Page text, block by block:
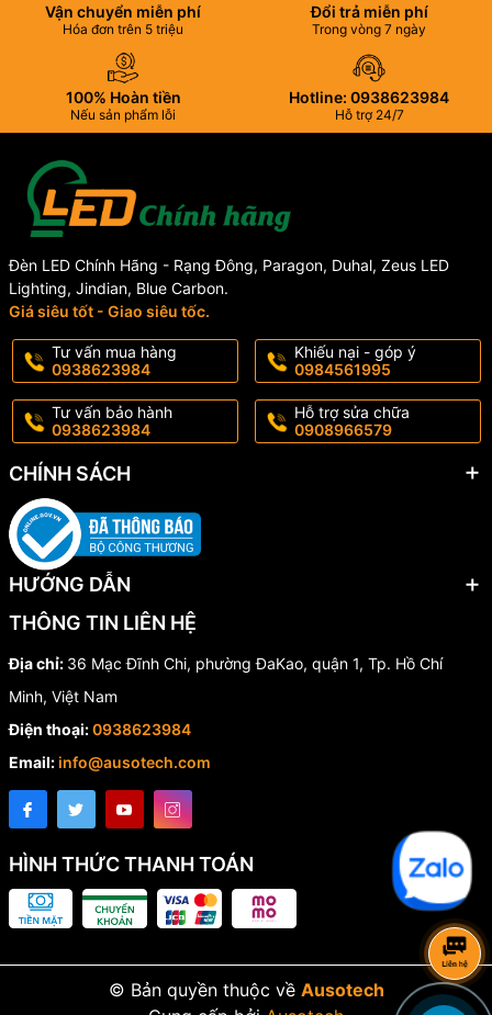
Vận chuyển miễn phí
Hóa đơn trên 5 triệu
Đổi trả miễn phí
Trong vòng 7 ngày
100% Hoàn tiền
Nếu sản phẩm lỗi
Hotline: 0938623984
Hỗ trợ 24/7
Đèn LED Chính Hãng - Rạng Đông, Paragon, Duhal, Zeus LED
Lighting, Jindian, Blue Carbon.
Giá siêu tốt - Giao siêu tốc.
Tư vấn mua hàng
0938623984
Khiếu nại - góp ý
0984561995
Tư vấn bảo hành
0938623984
Hỗ trợ sửa chữa
0908966579
CHÍNH SÁCH
HƯỚNG DẪN
THÔNG TIN LIÊN HỆ
Địa chỉ: 36 Mạc Đĩnh Chi, phường ĐaKao, quận 1, Tp. Hồ Chí
Minh, Việt Nam
Điện thoại:0938623984
Email:info@ausotech.com
HÌNH THỨC THANH TOÁN
© Bản quyền thuộc về Ausotech